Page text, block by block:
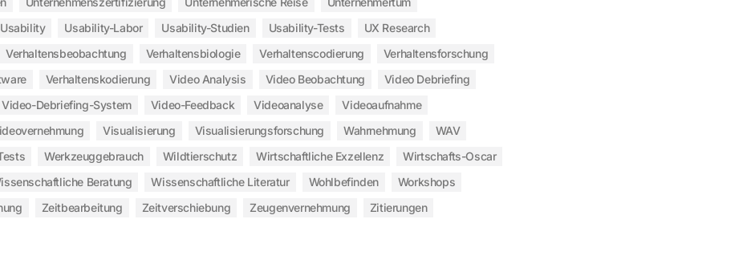
Usability Usability-Labor Usability-Studien Usability-Tests
UX Research
Verhaltensbeobachtung Verhaltensbiologie Verhaltenscodierung
Verhaltensforschung
Verhaltenskodierung Video Analysis Video Beobachtung
Video Debriefing
Video-Debriefing-System Video-Feedback Videoanalyse
Videoaufnahme
Visualisierung Visualisierungsforschung Wahrnehmung
WAV
Werkzeuggebrauch Wildtierschutz Wirtschaftliche Exzellenz
Wirtschafts-Oscar
Beratung Wissenschaftliche Literatur Wohlbefinden
Workshops
Zeitbearbeitung Zeitverschiebung Zeugenvernehmung Zitierungen